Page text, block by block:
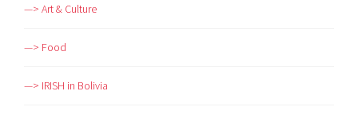
—> Art & Culture
—> Food
—> IRISH in Bolivia